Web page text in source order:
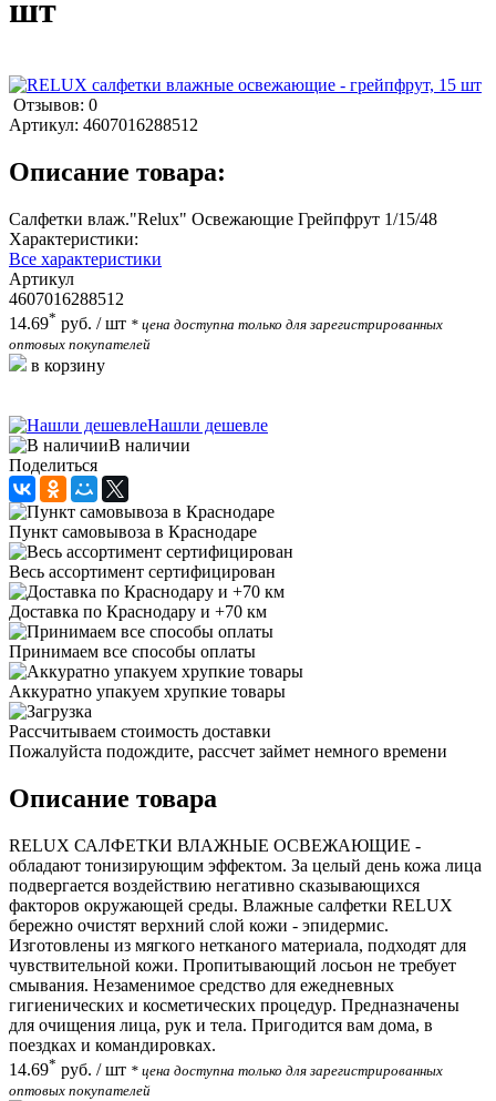
шт
Отзывов: 0
Артикул: 4607016288512
Описание товара:
Салфетки влаж."Relux" Освежающие Грейпфрут 1/15/48
Характеристики:
Все характеристики
Артикул
4607016288512
14.69* руб. / шт * цена доступна только для зарегистрированных
оптовых покупателей
в корзину
Нашли дешевле
В наличии
Поделиться
Пункт самовывоза в Краснодаре
Весь ассортимент сертифицирован
Доставка по Краснодару и +70 км
Принимаем все способы оплаты
Аккуратно упакуем хрупкие товары
Рассчитываем стоимость доставки
Пожалуйста подождите, рассчет займет немного времени
Описание товара
RELUX САЛФЕТКИ ВЛАЖНЫЕ ОСВЕЖАЮЩИЕ -
обладают тонизирующим эффектом. За целый день кожа лица
подвергается воздействию негативно сказывающихся
факторов окружающей среды. Влажные салфетки RELUX
бережно очистят верхний слой кожи - эпидермис.
Изготовлены из мягкого нетканого материала, подходят для
чувствительной кожи. Пропитывающий лосьон не требует
смывания. Незаменимое средство для ежедневных
гигиенических и косметических процедур. Предназначены
для очищения лица, рук и тела. Пригодится вам дома, в
поездках и командировках.
14.69* руб. / шт * цена доступна только для зарегистрированных
оптовых покупателей